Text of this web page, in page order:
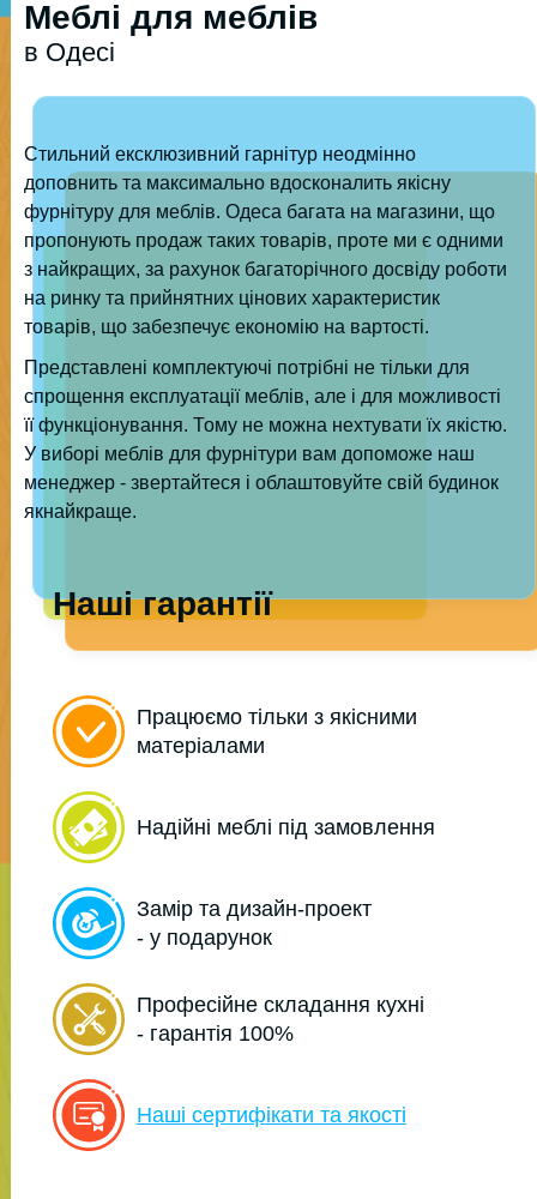
Меблі для меблів
в Одесі
Стильний ексклюзивний гарнітур неодмінно
доповнить та максимально вдосконалить якісну
фурнітуру для меблів. Одеса багата на магазини, що
пропонують продаж таких товарів, проте ми є одними
з найкращих, за рахунок багаторічного досвіду роботи
на ринку та прийнятних цінових характеристик
товарів, що забезпечує економію на вартості.
Представлені комплектуючі потрібні не тільки для
спрощення експлуатації меблів, але і для можливості
її функціонування. Тому не можна нехтувати їх якістю.
У виборі меблів для фурнітури вам допоможе наш
менеджер - звертайтеся і облаштовуйте свій будинок
якнайкраще.
Наші гарантії
Працюємо тільки з якісними
матеріалами
Надійні меблі під замовлення
Замір та дизайн-проект
- у подарунок
Професійне складання кухні
- гарантія 100%
Наші сертифікати та якості